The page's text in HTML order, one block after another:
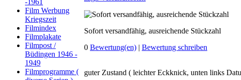
Film Werbung
Kriegszeit
Filmindex
Filmplakate
Filmpost /
Büdingen 1946 -
1949
Filmprogramme (
Sofort versandfähig, ausreichende Stückzahl
0 Bewertung(en) | Bewertung schreiben
guter Zustand ( leichter Eckknick, unten links